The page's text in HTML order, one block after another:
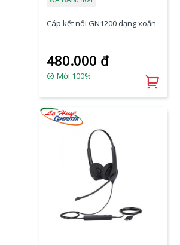
Cáp kết nối GN1200 dạng xoắn
480.000 đ
Mới 100%